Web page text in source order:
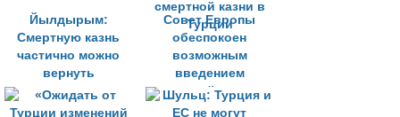
Йылдырым:
Смертную казнь
частично можно
вернуть
Совет Европы
обеспокоен
возможным
введением
смертной казни в
Турции